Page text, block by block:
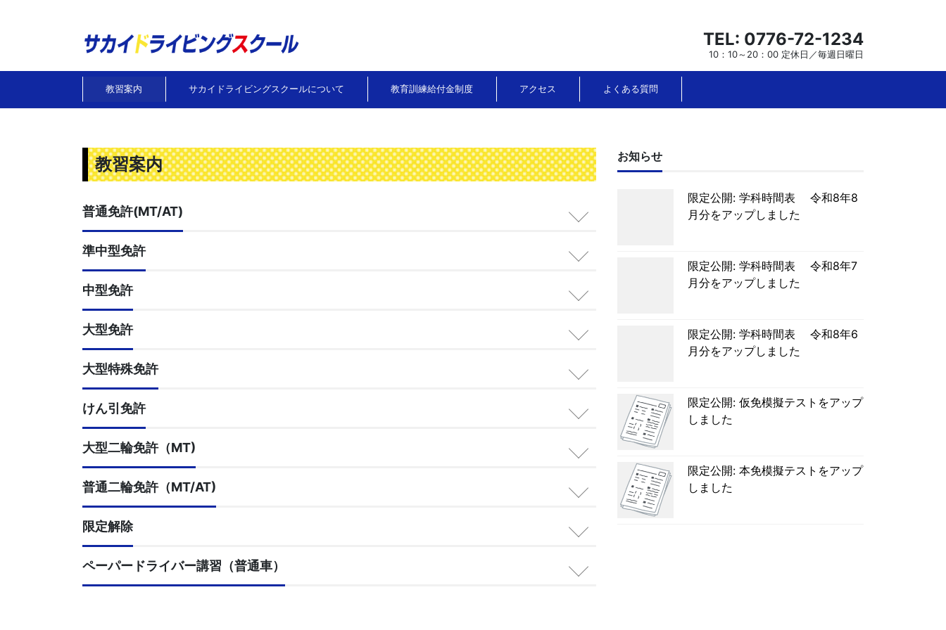
TEL: 0776-72-1234
10：10～20：00 定休日／毎週日曜日
教習案内 サカイドライビングスクールについて 教育訓練給付金制度 アクセス よくある質問
教習案内
普通免許(MT/AT)
準中型免許
中型免許
大型免許
大型特殊免許
けん引免許
大型二輪免許（MT)
普通二輪免許（MT/AT)
限定解除
ペーパードライバー講習（普通車）
お知らせ
限定公開: 学科時間表 令和8年8
月分をアップしました
限定公開: 学科時間表 令和8年7
月分をアップしました
限定公開: 学科時間表 令和8年6
月分をアップしました
限定公開: 仮免模擬テストをアップ
しました
限定公開: 本免模擬テストをアップ
しました